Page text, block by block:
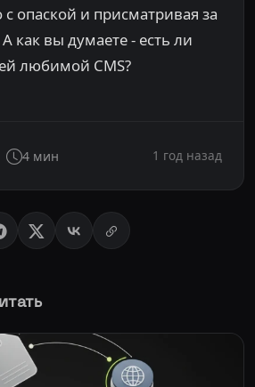
с опаской и присматривая за
как вы думаете - есть ли
любимой CMS?
4 мин 1 год назад